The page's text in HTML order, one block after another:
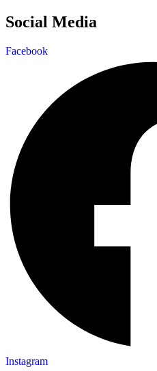
Social Media
Facebook
Instagram